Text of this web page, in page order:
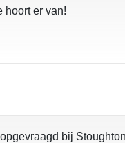
hoort er van!
bij